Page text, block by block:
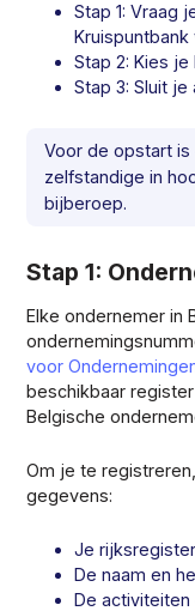
Stap 1: Vraag
Kruispuntbank
Stap 2: Kies
Stap 3: Sluit
Voor de opstart
zelfstandige in
bijberoep.
Stap 1:
Elke ondernemer in
voor
beschikbaar
Belgische
Om je te
gegevens:
Je
De naam en
De